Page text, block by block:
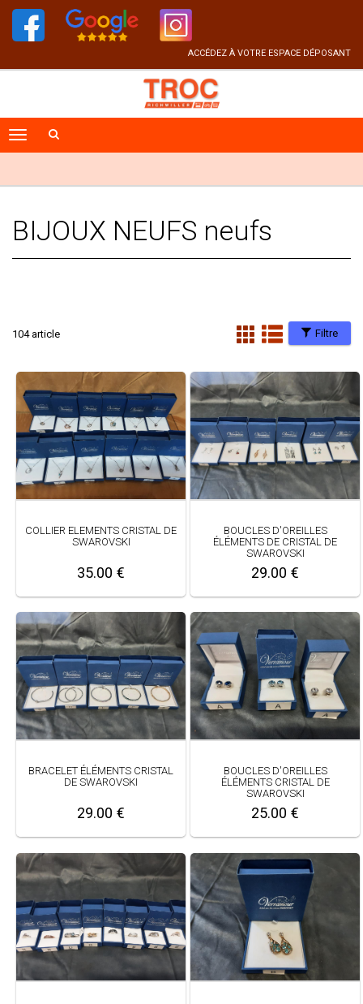
ACCÉDEZ À VOTRE ESPACE DÉPOSANT
BIJOUX NEUFS neufs
Filtre
104 article
COLLIER ELEMENTS CRISTAL DE
SWAROVSKI
35.00 €
BOUCLES D'OREILLES
ÉLÉMENTS DE CRISTAL DE
SWAROVSKI
29.00 €
BRACELET ÉLÉMENTS CRISTAL
DE SWAROVSKI
29.00 €
BOUCLES D'OREILLES
ÉLÉMENTS CRISTAL DE
SWAROVSKI
25.00 €